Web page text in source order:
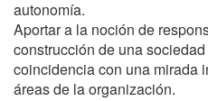
autonomía.
Aportar a la noción de
construcción de una
coincidencia con una mirada
áreas de la organización.